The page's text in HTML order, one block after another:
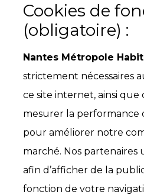
Cookies de
(obligatoire) :
Nantes Métropole
strictement nécessaires
ce site internet, ainsi que
mesurer la
pour améliorer notre
marché. Nos partenaires
afin d’afficher de la
fonction de votre